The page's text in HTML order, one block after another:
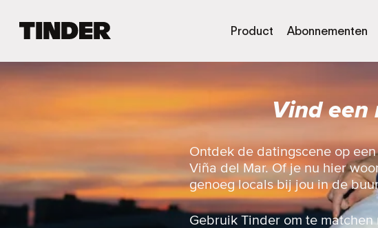
e
p
a
g
Product Abonnementen
Vind een
Ontdek de datingscene op
Viña del Mar. Of je nu hier
genoeg locals bij jou in de
Gebruik Tinder om te